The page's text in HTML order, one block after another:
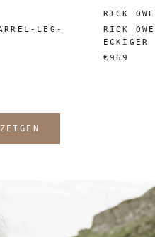
LEG-
RICK
RICK
ECKIGER
€969